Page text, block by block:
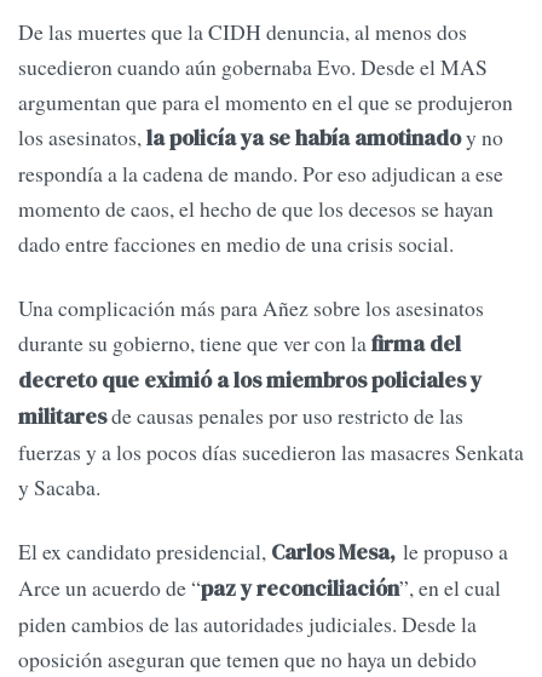
De las muertes que la CIDH denuncia, al menos dos
sucedieron cuando aún gobernaba Evo. Desde el MAS
argumentan que para el momento en el que se produjeron
los asesinatos,la policía ya se había amotinadoy no
respondía a la cadena de mando. Por eso adjudican a ese
momento de caos, el hecho de que los decesos se hayan
dado entre facciones en medio de una crisis social.
Una complicación más para Añez sobre los asesinatos
durante su gobierno, tiene que ver con lafirma del
decreto que eximió a los miembros policiales y
militaresde causas penales por uso restricto de las
fuerzas y a los pocos días sucedieron las masacres Senkata
y Sacaba.
El ex candidato presidencial, Carlos Mesa, le propuso a
Arce un acuerdo de “paz y reconciliación”, en el cual
piden cambios de las autoridades judiciales. Desde la
oposición aseguran que temen que no haya un debido